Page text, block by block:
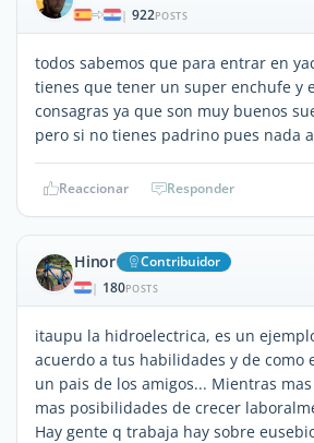
| 922POSTS
todos sabemos que para entrar en
tienes que tener un super enchufe y
consagras ya que son muy buenos
pero si no tienes padrino pues nada
Reaccionar Responder
Hinor Contribuidor
| 180POSTS
itaupu la hidroelectrica, es un
acuerdo a tus habilidades y de como
un pais de los amigos... Mientras
mas posibilidades de crecer
Hay gente q trabaja hay sobre